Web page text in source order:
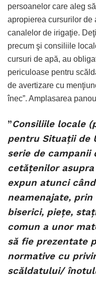
persoanelor care aleg
apropierea cursurilor de
canalelor de irigaţie.
precum şi consiliile
cursuri de apă, au
periculoase pentru
de avertizare cu
înec”. Amplasarea
”Consiliile locale
pentru Situaţii de
serie de campanii
cetăţenilor
expun atunci
neamenajate,
biserici, pieţe,
comun a unor
să fie prezentate
normative cu
scăldatului/